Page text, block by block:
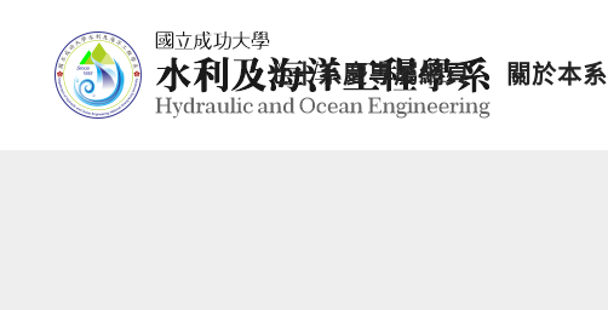
七十系慶專屬網頁 關於本系